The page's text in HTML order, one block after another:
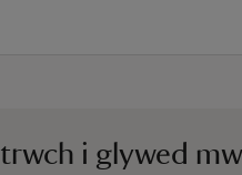
i glywed